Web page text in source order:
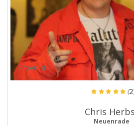
ProArtist
Chris
Neuenrade